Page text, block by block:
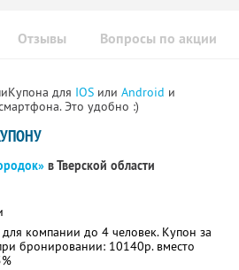
Отзывы Вопросы по акции
для IOS или Android и
Это удобно :)
в Тверской области
компании до 4 человек. Купон за
бронировании: 10140р. вместо